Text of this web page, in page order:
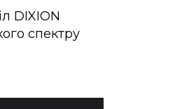
DIXION
спектру